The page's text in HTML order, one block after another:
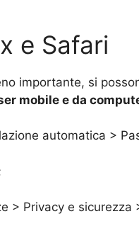
e Safari
importante, si
mobile e da
automatica >
> Privacy e sicurezza